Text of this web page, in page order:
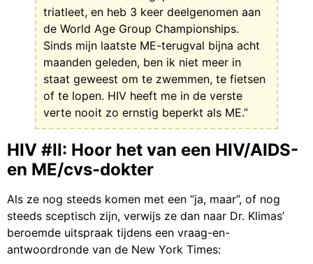
triatleet, en heb 3 keer deelgenomen aan
de World Age Group Championships.
Sinds mijn laatste ME-terugval bijna acht
maanden geleden, ben ik niet meer in
staat geweest om te zwemmen, te fietsen
of te lopen. HIV heeft me in de verste
verte nooit zo ernstig beperkt als ME.”
HIV #II: Hoor het van een HIV/AIDS-
en ME/cvs-dokter
Als ze nog steeds komen met een “ja, maar”, of nog
steeds sceptisch zijn, verwijs ze dan naar Dr. Klimas’
beroemde uitspraak tijdens een vraag-en-
antwoordronde van de New York Times: